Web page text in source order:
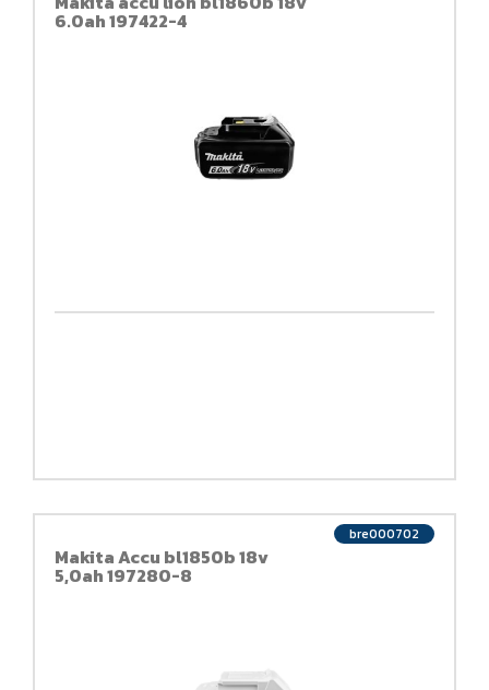
6.0ah 197422-4
Makita Accu bl1850b 18v
5,0ah 197280-8
bre000702